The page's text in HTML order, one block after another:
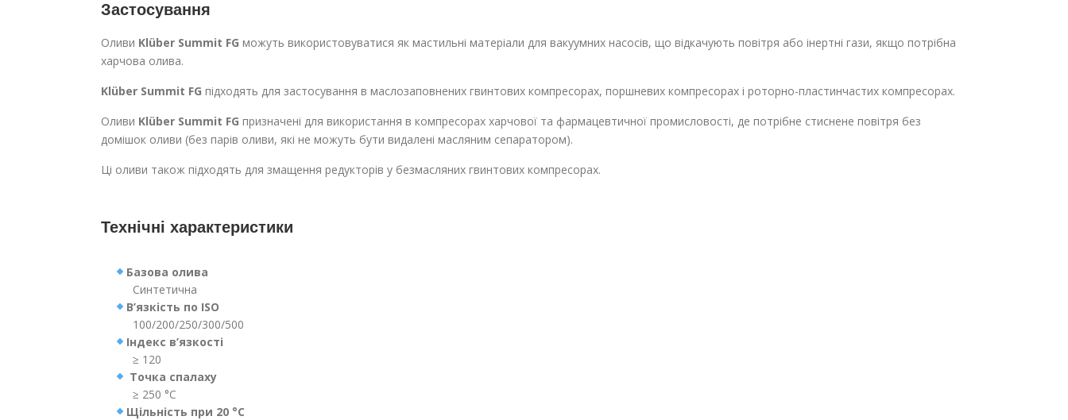
Застосування
Оливи Klüber Summit FG можуть використовуватися як мастильні матеріали для вакуумних насосів, що відкачують повітря або інертні гази, якщо потрібна
харчова олива.
Klüber Summit FG підходять для застосування в маслозаповнених гвинтових компресорах, поршневих компресорах і роторно-пластинчастих компресорах.
Оливи Klüber Summit FG призначені для використання в компресорах харчової та фармацевтичної промисловості, де потрібне стиснене повітря без
домішок оливи (без парів оливи, які не можуть бути видалені масляним сепаратором).
Ці оливи також підходять для змащення редукторів у безмасляних гвинтових компресорах.
Технічні характеристики
Базова олива
Синтетична
В’язкість по ISO
100/200/250/300/500
Індекс в’язкості
≥ 120
Точка спалаху
≥ 250 °C
Щільність при 20 °C